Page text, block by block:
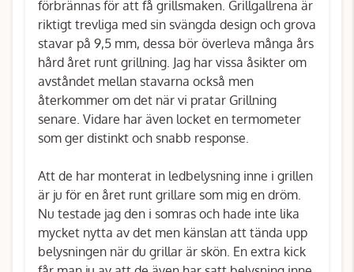
förbrännas för att få grillsmaken. Grillgallrena är
riktigt trevliga med sin svängda design och grova
stavar på 9,5 mm, dessa bör överleva många års
hård året runt grillning. Jag har vissa åsikter om
avståndet mellan stavarna också men
återkommer om det när vi pratar Grillning
senare. Vidare har även locket en termometer
som ger distinkt och snabb response.
Att de har monterat in ledbelysning inne i grillen
är ju för en året runt grillare som mig en dröm.
Nu testade jag den i somras och hade inte lika
mycket nytta av det men känslan att tända upp
belysningen när du grillar är skön. En extra kick